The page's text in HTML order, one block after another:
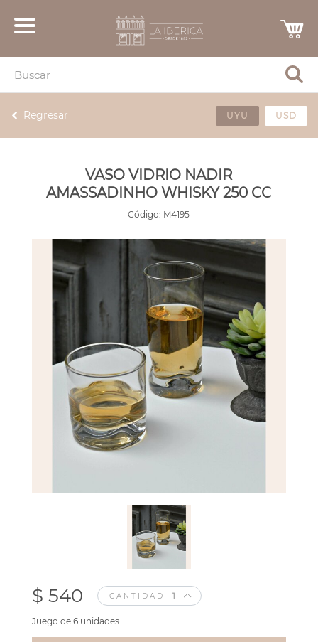
Regresar UYU USD
VASO VIDRIO NADIR
AMASSADINHO WHISKY 250 CC
Código: M4195
$ 540 CANTIDAD
Juego de 6 unidades